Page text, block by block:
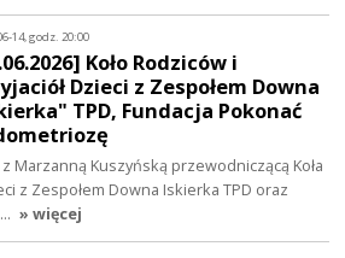
14, godz. 20:00
Koło Rodziców i
Dzieci z Zespołem Downa
TPD, Fundacja Pokonać
Marzanną Kuszyńską przewodniczącą Koła
z Zespołem Downa Iskierka TPD oraz
» więcej